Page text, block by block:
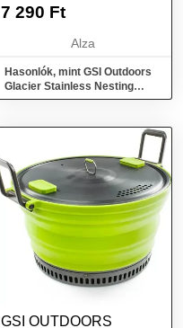
7 290 Ft
Alza
Hasonlók, mint GSI Outdoors
Glacier Stainless Nesting
Wine Glass
GSI OUTDOORS